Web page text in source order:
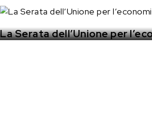
La Serata dell’Unione per